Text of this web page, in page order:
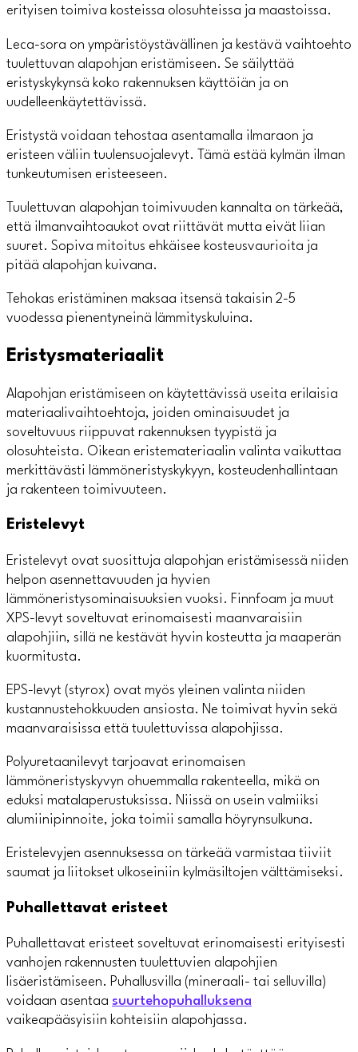
erityisen toimiva kosteissa olosuhteissa ja maastoissa.
Leca-sora on ympäristöystävällinen ja kestävä vaihtoehto
tuulettuvan alapohjan eristämiseen. Se säilyttää
eristyskykynsä koko rakennuksen käyttöiän ja on
uudelleenkäytettävissä.
Eristystä voidaan tehostaa asentamalla ilmaraon ja
eristeen väliin tuulensuojalevyt. Tämä estää kylmän ilman
tunkeutumisen eristeeseen.
Tuulettuvan alapohjan toimivuuden kannalta on tärkeää,
että ilmanvaihtoaukot ovat riittävät mutta eivät liian
suuret. Sopiva mitoitus ehkäisee kosteusvaurioita ja
pitää alapohjan kuivana.
Tehokas eristäminen maksaa itsensä takaisin 2-5
vuodessa pienentyneinä lämmityskuluina.
Eristysmateriaalit
Alapohjan eristämiseen on käytettävissä useita erilaisia
materiaalivaihtoehtoja, joiden ominaisuudet ja
soveltuvuus riippuvat rakennuksen tyypistä ja
olosuhteista. Oikean eristemateriaalin valinta vaikuttaa
merkittävästi lämmöneristyskykyyn, kosteudenhallintaan
ja rakenteen toimivuuteen.
Eristelevyt
Eristelevyt ovat suosittuja alapohjan eristämisessä niiden
helpon asennettavuuden ja hyvien
lämmöneristysominaisuuksien vuoksi. Finnfoam ja muut
XPS-levyt soveltuvat erinomaisesti maanvaraisiin
alapohjiin, sillä ne kestävät hyvin kosteutta ja maaperän
kuormitusta.
EPS-levyt (styrox) ovat myös yleinen valinta niiden
kustannustehokkuuden ansiosta. Ne toimivat hyvin sekä
maanvaraisissa että tuulettuvissa alapohjissa.
Polyuretaanilevyt tarjoavat erinomaisen
lämmöneristyskyvyn ohuemmalla rakenteella, mikä on
eduksi matalaperustuksissa. Niissä on usein valmiiksi
alumiinipinnoite, joka toimii samalla höyrynsulkuna.
Eristelevyjen asennuksessa on tärkeää varmistaa tiiviit
saumat ja liitokset ulkoseiniin kylmäsiltojen välttämiseksi.
Puhallettavat eristeet
Puhallettavat eristeet soveltuvat erinomaisesti erityisesti
vanhojen rakennusten tuulettuvien alapohjien
lisäeristämiseen. Puhallusvilla (mineraali- tai selluvilla)
voidaan asentaa suurtehopuhalluksena
vaikeapääsyisiin kohteisiin alapohjassa.